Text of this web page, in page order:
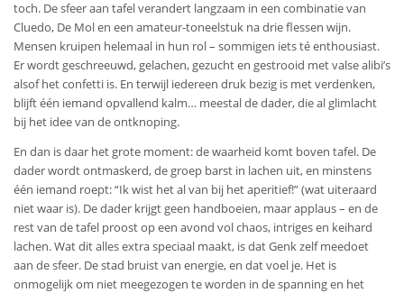
toch. De sfeer aan tafel verandert langzaam in een combinatie van
Cluedo, De Mol en een amateur-toneelstuk na drie flessen wijn.
Mensen kruipen helemaal in hun rol – sommigen iets té enthousiast.
Er wordt geschreeuwd, gelachen, gezucht en gestrooid met valse alibi’s
alsof het confetti is. En terwijl iedereen druk bezig is met verdenken,
blijft één iemand opvallend kalm… meestal de dader, die al glimlacht
bij het idee van de ontknoping.
En dan is daar het grote moment: de waarheid komt boven tafel. De
dader wordt ontmaskerd, de groep barst in lachen uit, en minstens
één iemand roept: “Ik wist het al van bij het aperitief!” (wat uiteraard
niet waar is). De dader krijgt geen handboeien, maar applaus – en de
rest van de tafel proost op een avond vol chaos, intriges en keihard
lachen. Wat dit alles extra speciaal maakt, is dat Genk zelf meedoet
aan de sfeer. De stad bruist van energie, en dat voel je. Het is
onmogelijk om niet meegezogen te worden in de spanning en het